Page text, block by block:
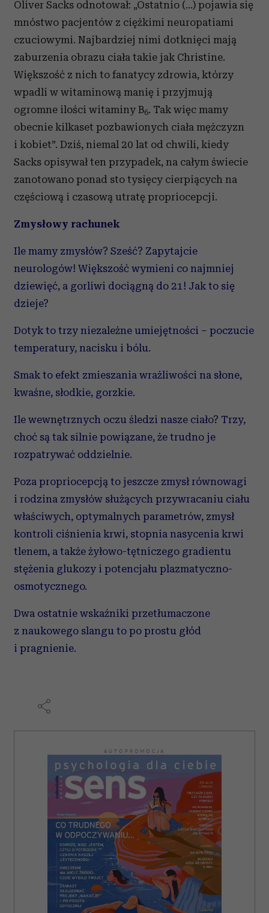
Oliver Sacks odnotował: „Ostatnio (...) pojawia się
mnóstwo pacjentów z ciężkimi neuropatiami
czuciowymi. Najbardziej nimi dotknięci mają
zaburzenia obrazu ciała takie jak Christine.
Większość z nich to fanatycy zdrowia, którzy
wpadli w witaminową manię i przyjmują
ogromne ilości witaminy B6. Tak więc mamy
obecnie kilkaset pozbawionych ciała mężczyzn
i kobiet”. Dziś, niemal 20 lat od chwili, kiedy
Sacks opisywał ten przypadek, na całym świecie
zanotowano ponad sto tysięcy cierpiących na
częściową i czasową utratę propriocepcji.
Zmysłowy rachunek
Ile mamy zmysłów? Sześć? Zapytajcie
neurologów! Większość wymieni co najmniej
dziewięć, a gorliwi dociągną do 21! Jak to się
dzieje?
Dotyk to trzy niezależne umiejętności – poczucie
temperatury, nacisku i bólu.
Smak to efekt zmieszania wrażliwości na słone,
kwaśne, słodkie, gorzkie.
Ile wewnętrznych oczu śledzi nasze ciało? Trzy,
choć są tak silnie powiązane, że trudno je
rozpatrywać oddzielnie.
Poza propriocepcją to jeszcze zmysł równowagi
i rodzina zmysłów służących przywracaniu ciału
właściwych, optymalnych parametrów, zmysł
kontroli ciśnienia krwi, stopnia nasycenia krwi
tlenem, a także żyłowo-tętniczego gradientu
stężenia glukozy i potencjału plazmatyczno-
osmotycznego.
Dwa ostatnie wskaźniki przetłumaczone
z naukowego slangu to po prostu głód
i pragnienie.
AUTOPROMOCJA